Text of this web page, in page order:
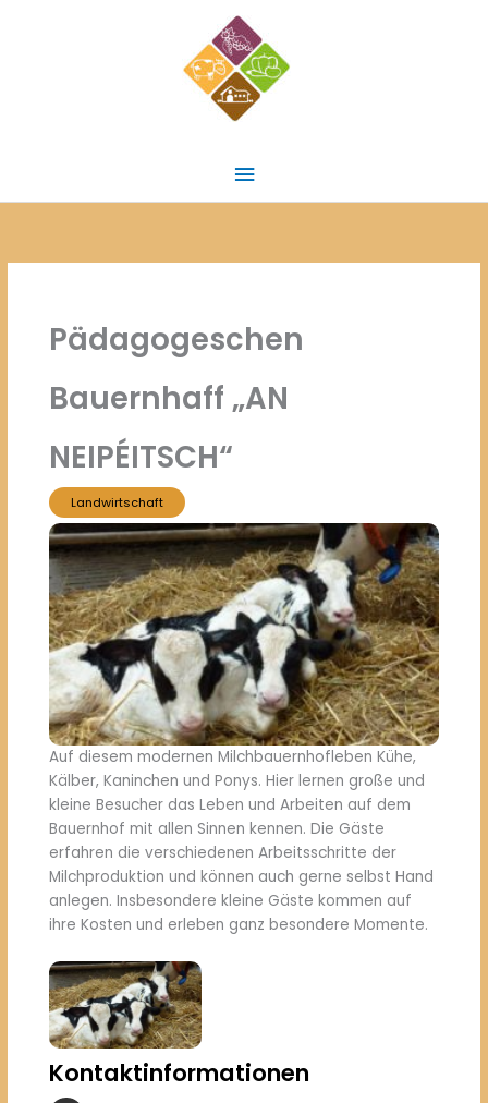
Hauptmenü
Pädagogeschen
Bauernhaff „AN
NEIPÉITSCH“
Landwirtschaft
Auf diesem modernen Milchbauernhofleben Kühe,
Kälber, Kaninchen und Ponys. Hier lernen große und
kleine Besucher das Leben und Arbeiten auf dem
Bauernhof mit allen Sinnen kennen. Die Gäste
erfahren die verschiedenen Arbeitsschritte der
Milchproduktion und können auch gerne selbst Hand
anlegen. Insbesondere kleine Gäste kommen auf
ihre Kosten und erleben ganz besondere Momente.
Kontaktinformationen